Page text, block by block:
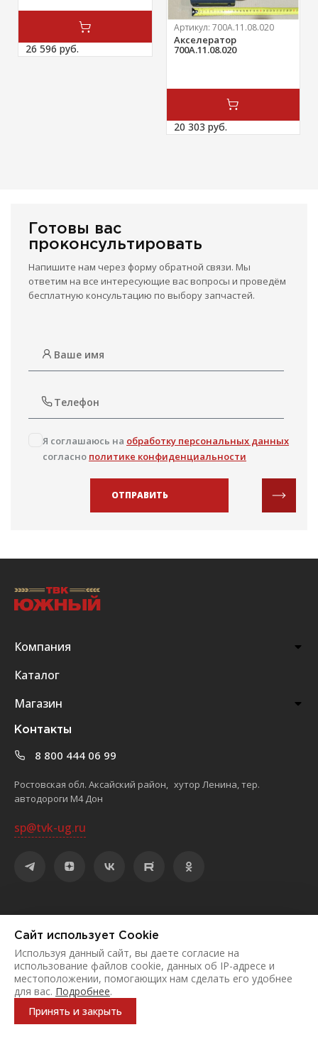
26 596 руб.
Артикул: 700А.11.08.020
Акселератор
700А.11.08.020
20 303 руб.
Готовы вас
проконсультировать
Напишите нам через форму обратной связи. Мы
ответим на все интересующие вас вопросы и проведём
бесплатную консультацию по выбору запчастей.
Я соглашаюсь на обработку персональных данных
согласно политике конфиденциальности
ОТПРАВИТЬ
Компания
Каталог
Магазин
Контакты
8 800 444 06 99
Ростовская обл. Аксайский район, хутор Ленина, тер.
автодороги М4 Дон
sp@tvk-ug.ru
Политика конфиденциальности
Сайт использует Cookie
Используя данный сайт, вы даете согласие на
использование файлов cookie, данных об IP-адресе и
местоположении, помогающих нам сделать его удобнее
для вас. Подробнее.
Принять и закрыть
0